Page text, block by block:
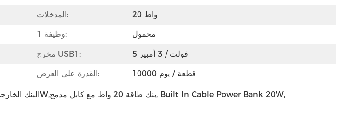
المدخلات: 20 واط
وظيفة 1: محمول
مخرج USB1: 5 فولت / 3 أمبير
القدرة على العرض: 10000 قطعة / يوم
البنك الخارجي المدمج في الكابلات,مدمج في بنك الطاقة الكابل 20W,بنك طاقة 20 واط مع كابل مدمج, Built In Cable Power Bank 20W,